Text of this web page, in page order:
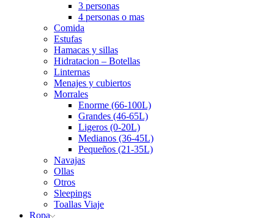
3 personas
4 personas o mas
Comida
Estufas
Hamacas y sillas
Hidratacion – Botellas
Linternas
Menajes y cubiertos
Morrales
Enorme (66-100L)
Grandes (46-65L)
Ligeros (0-20L)
Medianos (36-45L)
Pequeños (21-35L)
Navajas
Ollas
Otros
Sleepings
Toallas Viaje
Ropa